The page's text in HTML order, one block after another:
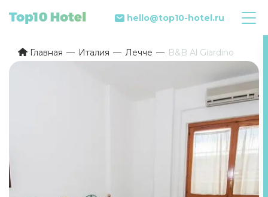
hello@top10-hotel.ru
Главная Италия Лечче B&B Al Giardino